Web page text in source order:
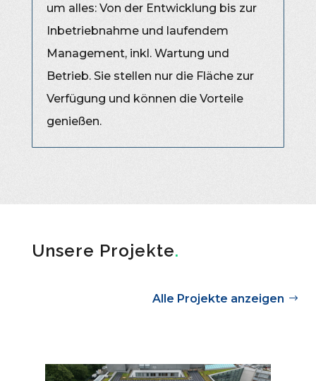
um alles: Von der Entwicklung bis zur
Inbetriebnahme und laufendem
Management, inkl. Wartung und
Betrieb. Sie stellen nur die Fläche zur
Verfügung und können die Vorteile
genießen.
Unsere Projekte.
Alle Projekte anzeigen